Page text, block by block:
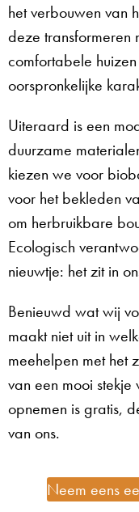
het verbouwen van
deze transformeren
comfortabele
oorspronkelijke
Uiteraard is een
duurzame
kiezen we voor
voor het bekleden
om herbruikbare
Ecologisch
nieuwtje: het zit in
Benieuwd wat wij
maakt niet uit in
meehelpen met het
van een mooi
opnemen is gratis,
van ons.
Neem eens